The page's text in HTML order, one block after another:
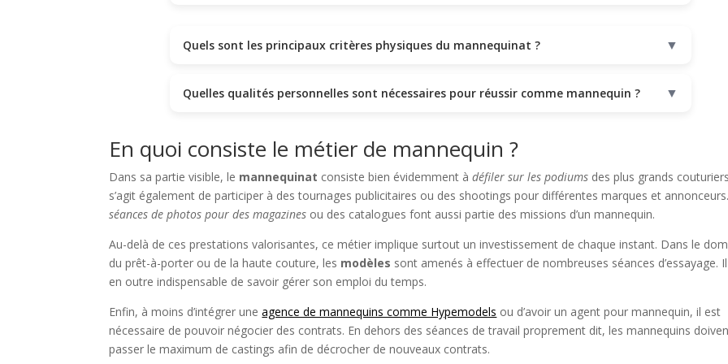
Quels sont les principaux critères physiques du mannequinat ? ▼
Quelles qualités personnelles sont nécessaires pour réussir comme mannequin ? ▼
En quoi consiste le métier de mannequin ?
Dans sa partie visible, le mannequinat consiste bien évidemment àdéfiler sur les podiums des plus grands
s’agit également de participer à des tournages publicitaires ou des shootings pour différentes marques et
séances de photos pour des magazines ou des catalogues font aussi partie des missions d’un mannequin.
Au-delà de ces prestations valorisantes, ce métier implique surtout un investissement de chaque instant. Dans le
du prêt-à-porter ou de la haute couture, les modèles sont amenés à effectuer de nombreuses séances d’essayage.
en outre indispensable de savoir gérer son emploi du temps.
Enfin, à moins d’intégrer uneagence de mannequins comme Hypemodels ou d’avoir un agent pour mannequin, il est
nécessaire de pouvoir négocier des contrats. En dehors des séances de travail proprement dit, les mannequins
passer le maximum de castings afin de décrocher de nouveaux contrats.